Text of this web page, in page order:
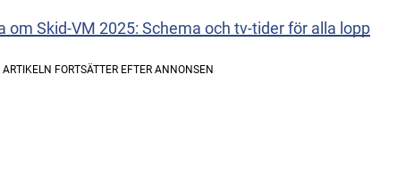
om Skid-VM 2025: Schema och tv-tider för alla lopp